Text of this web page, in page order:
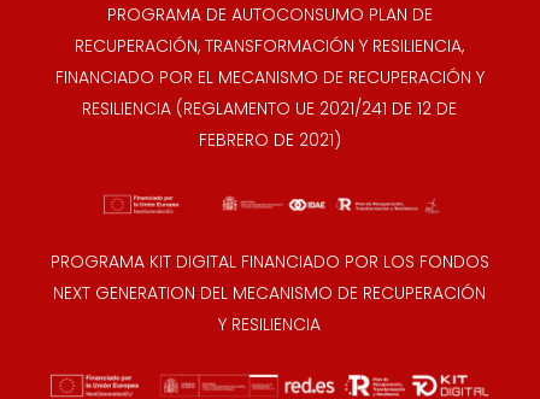
PROGRAMA DE AUTOCONSUMO PLAN DE
RECUPERACIÓN, TRANSFORMACIÓN Y RESILIENCIA,
FINANCIADO POR EL MECANISMO DE RECUPERACIÓN Y
RESILIENCIA (REGLAMENTO UE 2021/241 DE 12 DE
FEBRERO DE 2021)
PROGRAMA KIT DIGITAL FINANCIADO POR LOS FONDOS
NEXT GENERATION DEL MECANISMO DE RECUPERACIÓN
Y RESILIENCIA